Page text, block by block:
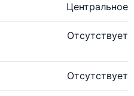
Центральное
Отсутствует
Отсутствует